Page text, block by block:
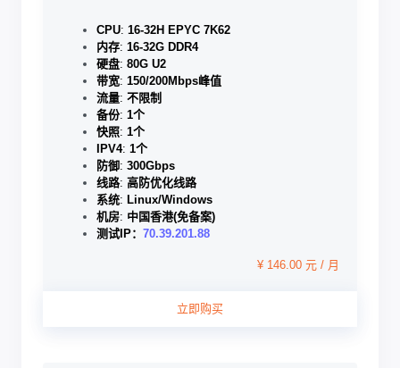
CPU: 16-32H EPYC 7K62
内存: 16-32G DDR4
硬盘: 80G U2
带宽: 150/200Mbps峰值
流量: 不限制
备份: 1个
快照: 1个
IPV4: 1个
防御: 300Gbps
线路: 高防优化线路
系统: Linux/Windows
机房: 中国香港(免备案)
测试IP： 70.39.201.88
¥ 146.00 元 / 月
立即购买